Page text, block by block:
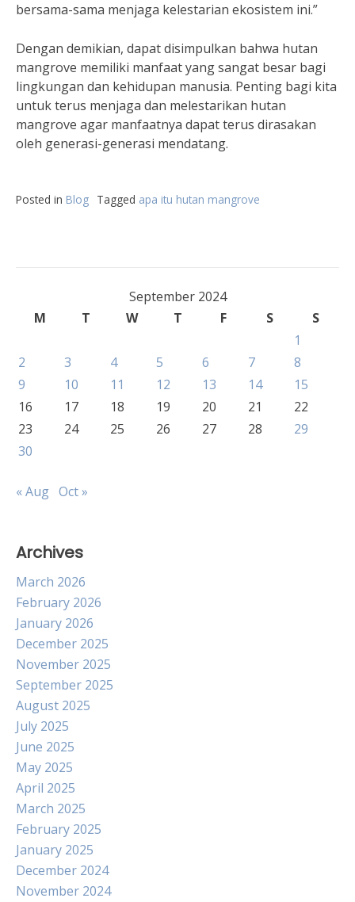
bersama-sama menjaga kelestarian ekosistem ini.”
Dengan demikian, dapat disimpulkan bahwa hutan
mangrove memiliki manfaat yang sangat besar bagi
lingkungan dan kehidupan manusia. Penting bagi kita
untuk terus menjaga dan melestarikan hutan
mangrove agar manfaatnya dapat terus dirasakan
oleh generasi-generasi mendatang.
Posted in Blog Tagged apa itu hutan mangrove
September 2024
M
T W T F S
S
1
2
3 4 5 6 7
8
9
10 11 12 13 14
15
16
17 18 19 20 21
22
23
24 25 26 27 28
29
30
« Aug Oct »
Archives
March 2026
February 2026
January 2026
December 2025
November 2025
September 2025
August 2025
July 2025
June 2025
May 2025
April 2025
March 2025
February 2025
January 2025
December 2024
November 2024